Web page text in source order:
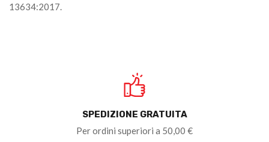
13634:2017.
SPEDIZIONE GRATUITA
Per ordini superiori a 50,00 €